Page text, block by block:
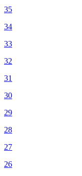
35
34
33
32
31
30
29
28
27
26